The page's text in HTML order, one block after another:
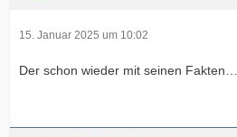
15. Januar 2025 um 10:02
Der schon wieder mit seinen Fakten…